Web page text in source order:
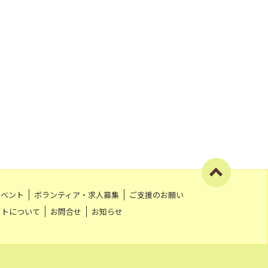
ント ボランティア・求人募集
ご支援のお願い
について
お問合せ お知らせ